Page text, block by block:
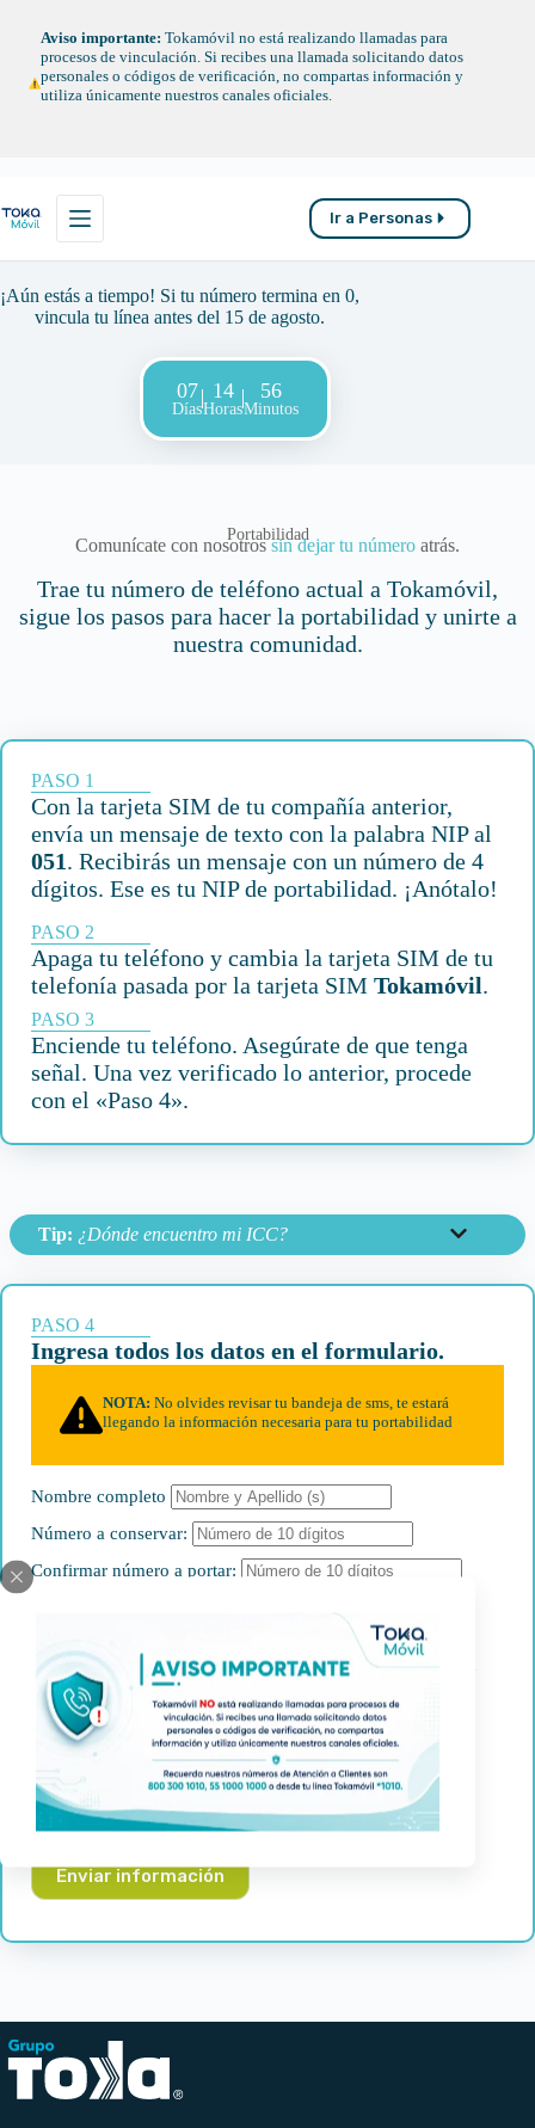
contenido
Aviso importante: Tokamóvil no está realizando llamadas para
procesos de vinculación. Si recibes una llamada solicitando datos
personales o códigos de verificación, no compartas información y
utiliza únicamente nuestros canales oficiales.
Ir a Personas
¡Aún estás a tiempo! Si tu número termina en 0,
vincula tu línea antes del 15 de agosto.
07
Días
14
Horas
56
Minutos
Portabilidad
Comunícate con nosotrossin dejar tu número atrás.
Trae tu número de teléfono actual a Tokamóvil,
sigue los pasos para hacer la portabilidad y unirte a
nuestra comunidad.
PASO 1
Con la tarjeta SIM de tu compañía anterior,
envía un mensaje de texto con la palabra NIP al
051. Recibirás un mensaje con un número de 4
dígitos. Ese es tu NIP de portabilidad. ¡Anótalo!
PASO 2
Apaga tu teléfono y cambia la tarjeta SIM de tu
telefonía pasada por la tarjeta SIM Tokamóvil.
PASO 3
Enciende tu teléfono. Asegúrate de que tenga
señal. Una vez verificado lo anterior, procede
con el «Paso 4».
Tip: ¿Dónde encuentro mi ICC?
PASO 4
Ingresa todos los datos en el formulario.
NOTA: No olvides revisar tu bandeja de sms, te estará
llegando la información necesaria para tu portabilidad
Nombre completo
Número a conservar:
Confirmar número a portar:
ICCID (Este dato lo podrás encontrar en la tarjeta SIM de tu
nueva compañía, es el numero de 19 dígitos. Ejemplo:
8952130131520632502):
CURP:
Fecha en la que deseas hacer la portabilidad: